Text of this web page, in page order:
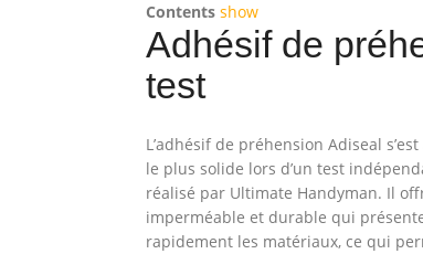
Contents show
Adhésif de
test
L’adhésif de préhension Adiseal
le plus solide lors d’un test
réalisé par Ultimate Handyman. Il
imperméable et durable qui
rapidement les matériaux, ce qui